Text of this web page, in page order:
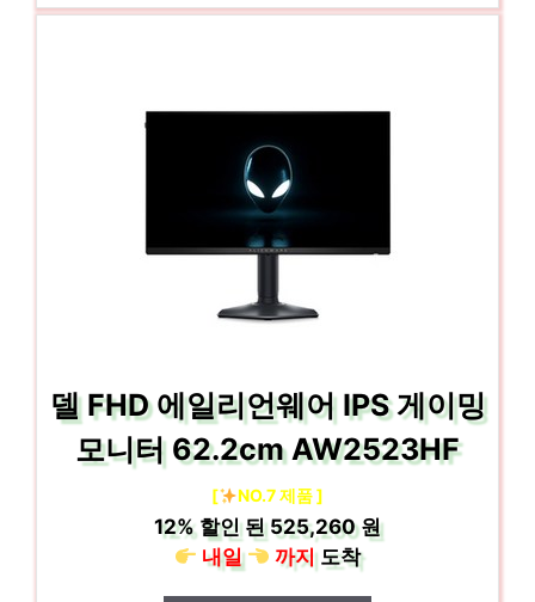
델 FHD 에일리언웨어 IPS 게이밍
모니터 62.2cm AW2523HF
[ NO.7 제품 ]
12%할인 된525,260 원
내일
까지도착